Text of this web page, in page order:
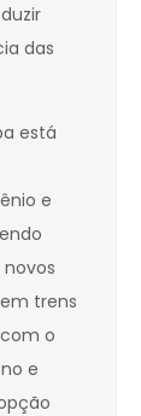
das
está
e
trens
o
e